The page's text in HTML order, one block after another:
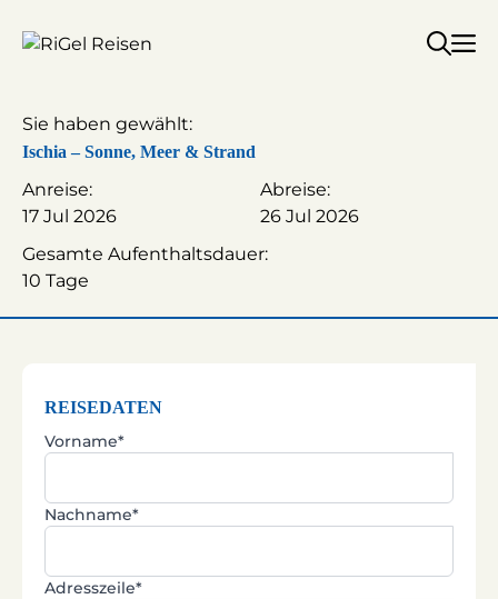
Inhalt
Sie haben gewählt:
Ischia – Sonne, Meer & Strand
Anreise:
17 Jul 2026
Abreise:
26 Jul 2026
Gesamte Aufenthaltsdauer:
10 Tage
REISEDATEN
Vorname*
Nachname*
Adresszeile*